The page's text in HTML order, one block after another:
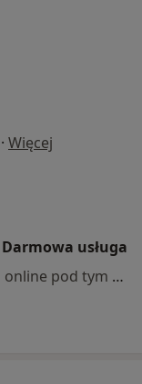
· Więcej
Darmowa usługa
Specjalista nie oferuje umawiania online pod tym adresem.